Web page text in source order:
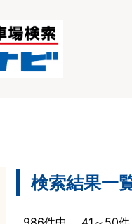
検索結果一